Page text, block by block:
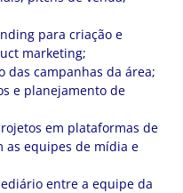
para criação e
marketing;
das campanhas da área;
e planejamento de
em plataformas de
as equipes de mídia e
entre a equipe da